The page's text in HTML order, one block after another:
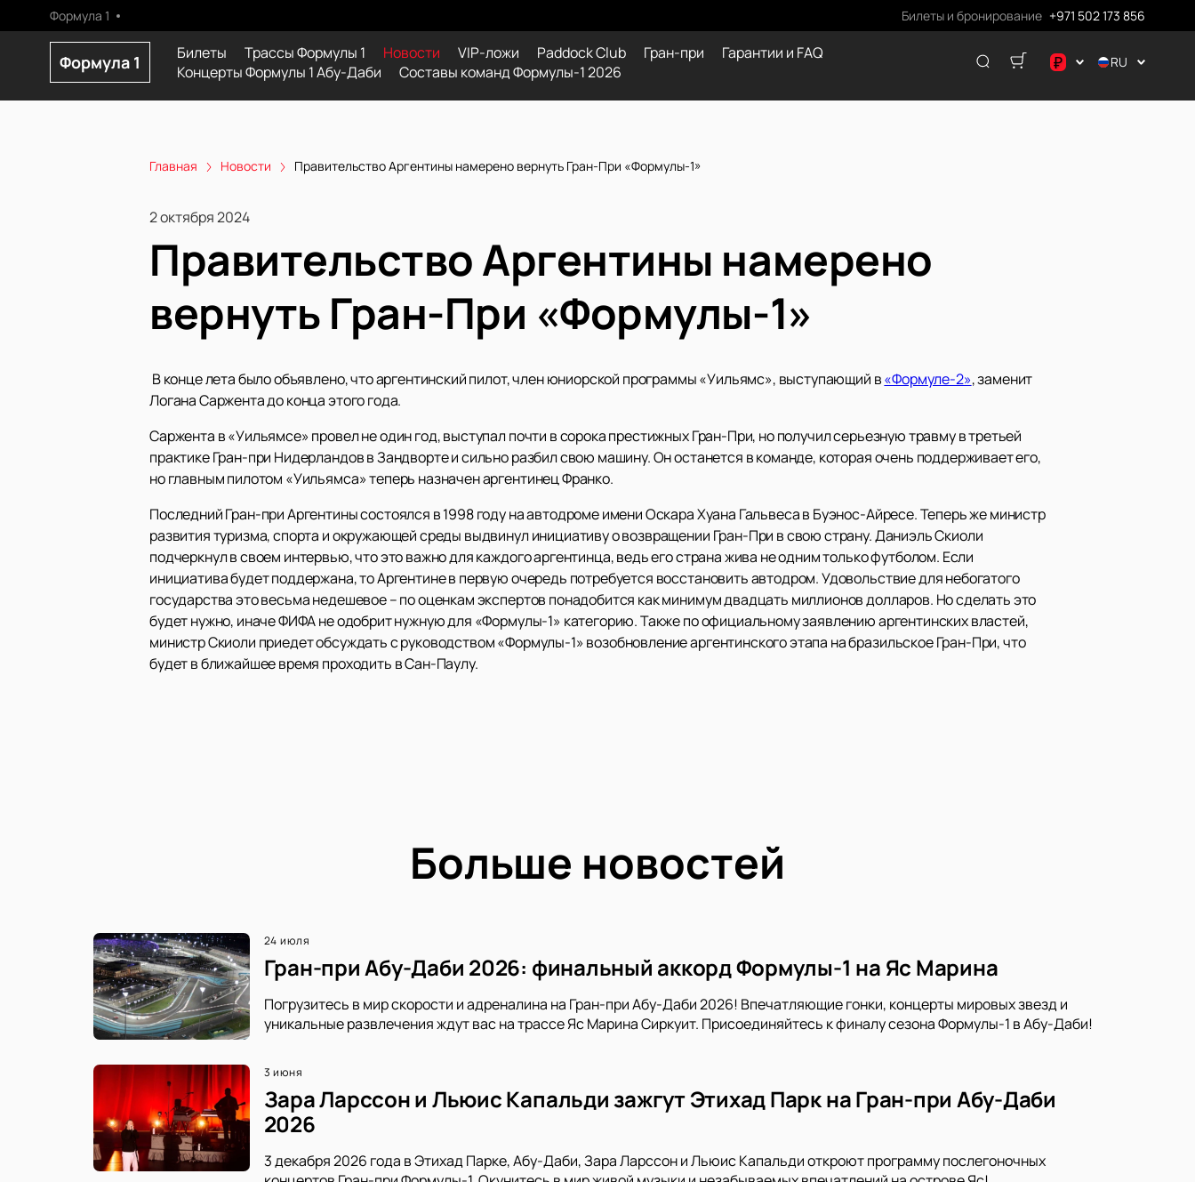
Формула 1 Билеты и бронирование +971 502 173 856
Формула 1 Билеты Трассы Формулы 1 Новости VIP-ложи Paddock Club Гран-при
Гарантии и FAQ
Концерты Формулы 1 Абу-Даби
Составы команд Формулы-1 2026 ₽
.د.ب
RU
Главная Новости Правительство Аргентины намерено вернуть Гран-При «Формулы-1»
2 октября 2024
Правительство Аргентины намерено
вернуть Гран-При «Формулы-1»
В конце лета было объявлено, что аргентинский пилот, член юниорской программы «Уильямс», выступающий в«Формуле-2», заменит
Логана Саржента до конца этого года.
Саржента в «Уильямсе» провел не один год, выступал почти в сорока престижных Гран-При, но получил серьезную травму в третьей
практике Гран-при Нидерландов в Зандворте и сильно разбил свою машину. Он останется в команде, которая очень поддерживает его,
но главным пилотом «Уильямса» теперь назначен аргентинец Франко.
Последний Гран-при Аргентины состоялся в 1998 году на автодроме имени Оскара Хуана Гальвеса в Буэнос-Айресе. Теперь же министр
развития туризма, спорта и окружающей среды выдвинул инициативу о возвращении Гран-При в свою страну. Даниэль Скиоли
подчеркнул в своем интервью, что это важно для каждого аргентинца, ведь его страна жива не одним только футболом. Если
инициатива будет поддержана, то Аргентине в первую очередь потребуется восстановить автодром. Удовольствие для небогатого
государства это весьма недешевое – по оценкам экспертов понадобится как минимум двадцать миллионов долларов. Но сделать это
будет нужно, иначе ФИФА не одобрит нужную для «Формулы-1» категорию. Также по официальному заявлению аргентинских властей,
министр Скиоли приедет обсуждать с руководством «Формулы-1» возобновление аргентинского этапа на бразильское Гран-При, что
будет в ближайшее время проходить в Сан-Паулу.
Больше новостей
24 июля
Гран-при Абу-Даби 2026: финальный аккорд Формулы-1 на Яс Марина
Погрузитесь в мир скорости и адреналина на Гран-при Абу-Даби 2026! Впечатляющие гонки, концерты мировых звезд и
уникальные развлечения ждут вас на трассе Яс Марина Сиркуит. Присоединяйтесь к финалу сезона Формулы-1 в Абу-Даби!
3 июня
Зара Ларссон и Льюис Капальди зажгут Этихад Парк на Гран-при Абу-Даби
2026
3 декабря 2026 года в Этихад Парке, Абу-Даби, Зара Ларссон и Льюис Капальди откроют программу послегоночных